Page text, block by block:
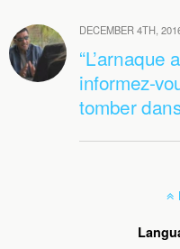
DECEMBER 4TH,
“L’arnaque
informez-
tomber